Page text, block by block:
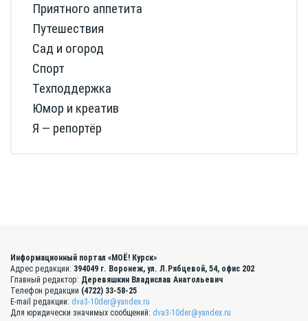
Приятного аппетита
Путешествия
Сад и огород
Спорт
Техподдержка
Юмор и креатив
Я — репортёр
Информационный портал «МОЁ! Курск»
Адрес редакции: 394049 г. Воронеж, ул. Л.Рябцевой, 54, офис 202
Главный редактор: Деревяшкин Владислав Анатольевич
Телефон редакции (4722) 33-58-25
E-mail редакции: dva3-10der@yandex.ru
Для юридически значимых сообщений: dva3-10der@yandex.ru